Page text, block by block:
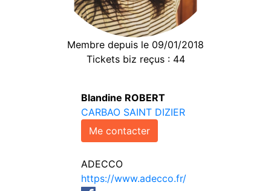
Membre depuis le 09/01/2018
Tickets biz reçus : 44
Blandine ROBERT
CARBAO SAINT DIZIER
Me contacter
ADECCO
https://www.adecco.fr/